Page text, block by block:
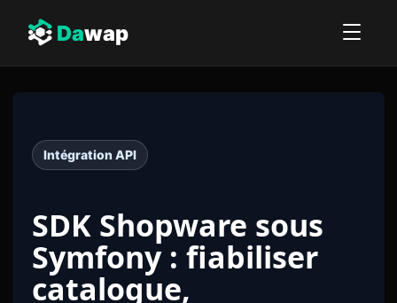
Dawap
Intégration API
SDK Shopware sous
Symfony : fiabiliser
catalogue,